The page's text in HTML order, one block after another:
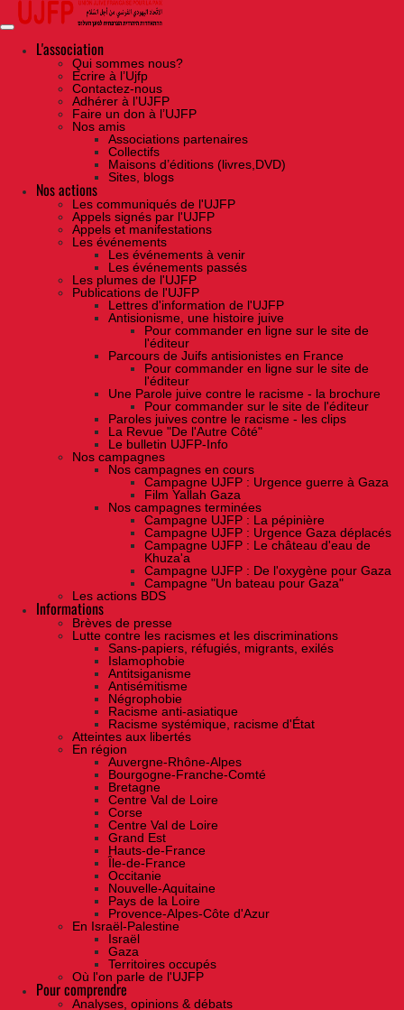
Skip
the
contentL'association
Qui sommes nous?
Ecrire à l’Ujfp
Contactez-nous
Adhérer à l’UJFP
Faire un don à l’UJFP
Nos amis
Associations partenaires
Collectifs
Maisons d’éditions (livres,DVD)
Sites, blogs
Nos actions
Les communiqués de l'UJFP
Appels signés par l'UJFP
Appels et manifestations
Les événements
Les événements à venir
Les événements passés
Les plumes de l'UJFP
Publications de l'UJFP
Lettres d'information de l'UJFP
Antisionisme, une histoire juive
Pour commander en ligne sur le site de
l'éditeur
Parcours de Juifs antisionistes en France
Pour commander en ligne sur le site de
l'éditeur
Une Parole juive contre le racisme - la brochure
Pour commander sur le site de l'éditeur
Paroles juives contre le racisme - les clips
La Revue "De l'Autre Côté"
Le bulletin UJFP-Info
Nos campagnes
Nos campagnes en cours
Campagne UJFP : Urgence guerre à Gaza
Film Yallah Gaza
Nos campagnes terminées
Campagne UJFP : La pépinière
Campagne UJFP : Urgence Gaza déplacés
Campagne UJFP : Le château d'eau de
Khuza'a
Campagne UJFP : De l'oxygène pour Gaza
Campagne "Un bateau pour Gaza"
Les actions BDS
Informations
Brèves de presse
Lutte contre les racismes et les discriminations
Sans-papiers, réfugiés, migrants, exilés
Islamophobie
Antitsiganisme
Antisémitisme
Négrophobie
Racisme anti-asiatique
Racisme systémique, racisme d'État
Atteintes aux libertés
En région
Auvergne-Rhône-Alpes
Bourgogne-Franche-Comté
Bretagne
Centre Val de Loire
Corse
Centre Val de Loire
Grand Est
Hauts-de-France
Île-de-France
Occitanie
Nouvelle-Aquitaine
Pays de la Loire
Provence-Alpes-Côte d'Azur
En Israël-Palestine
Israël
Gaza
Territoires occupés
Où l'on parle de l'UJFP
Pour comprendre
Analyses, opinions & débats